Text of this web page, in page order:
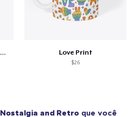
SCIENCE IS REAL, BLACK LIVES MATTER Love Print
$26
Nostalgia and Retroque você